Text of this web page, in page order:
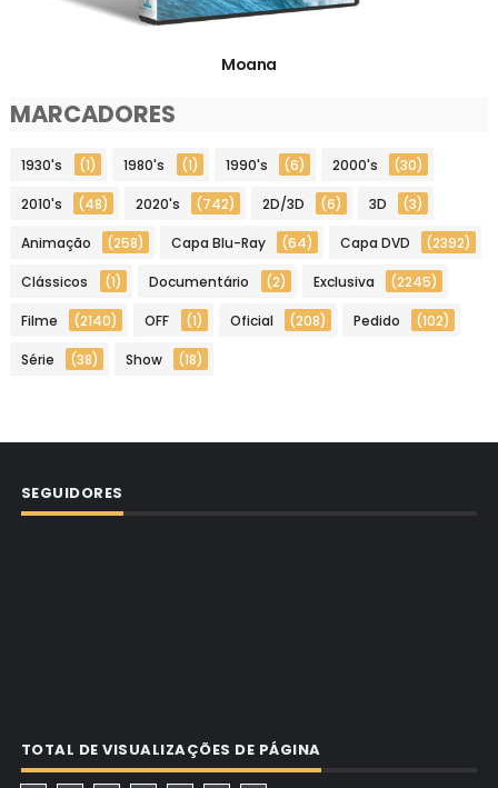
Moana
MARCADORES
1930's (1) 1980's (1) 1990's (6) 2000's (30)
2010's (48) 2020's (742) 2D/3D (6) 3D (3)
Animação (258) Capa Blu-Ray (64) Capa DVD (2392)
Clássicos (1) Documentário (2) Exclusiva (2245)
Filme (2140) OFF (1) Oficial (208) Pedido (102)
Série (38) Show (18)
SEGUIDORES
TOTAL DE VISUALIZAÇÕES DE PÁGINA